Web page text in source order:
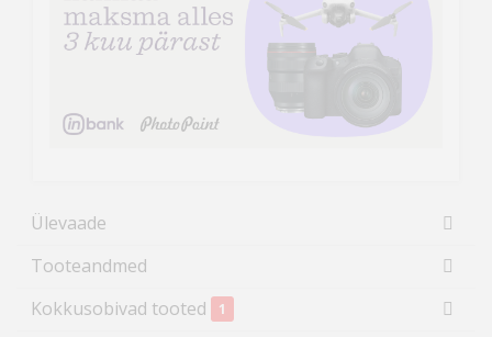
Ülevaade
Tooteandmed
Kokkusobivad tooted
1